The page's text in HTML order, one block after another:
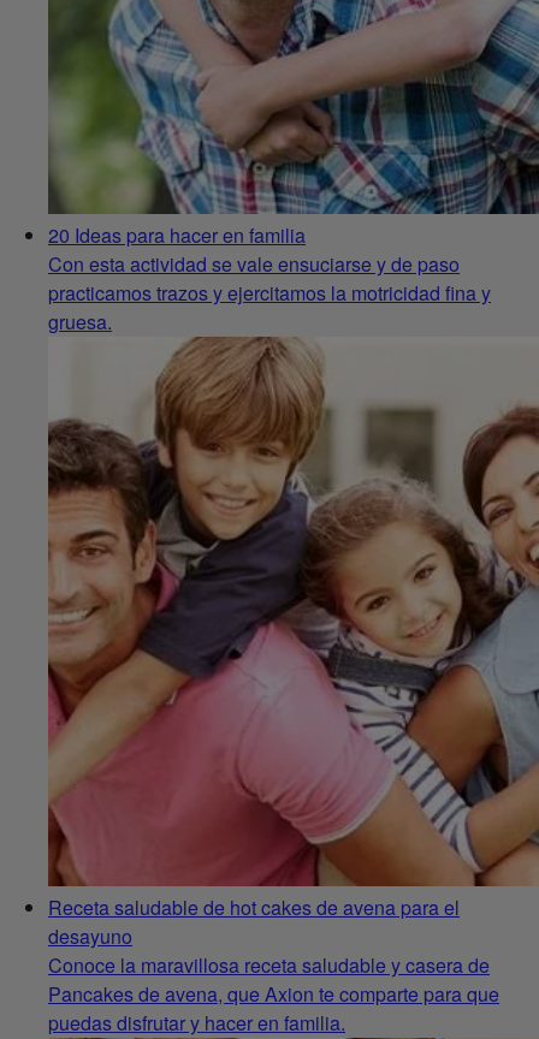
20 Ideas para hacer en familia
Con esta actividad se vale ensuciarse y de paso
practicamos trazos y ejercitamos la motricidad fina y
gruesa.
Receta saludable de hot cakes de avena para el
desayuno
Conoce la maravillosa receta saludable y casera de
Pancakes de avena, que Axion te comparte para que
puedas disfrutar y hacer en familia.